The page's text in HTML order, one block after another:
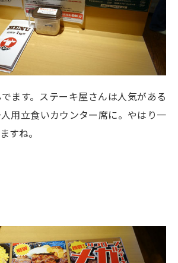
ます。ステーキ屋さんは人気がある
用立食いカウンター席に。やはり一
すね。